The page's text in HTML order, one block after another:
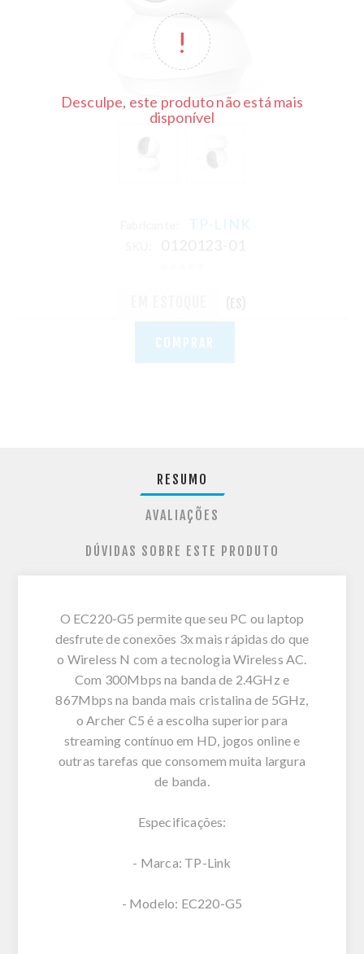
Desculpe, este produto não está mais
disponível
TP-LINK
COMPRAR
RESUMO
AVALIAÇÕES
DÚVIDAS SOBRE ESTE PRODUTO
O EC220-G5 permite que seu PC ou laptop
desfrute de conexões 3x mais rápidas do que
o Wireless N com a tecnologia Wireless AC.
Com 300Mbps na banda de 2.4GHz e
867Mbps na banda mais cristalina de 5GHz,
o Archer C5 é a escolha superior para
streaming contínuo em HD, jogos online e
outras tarefas que consomem muita largura
de banda.
Especificações:
- Marca: TP-Link
- Modelo: EC220-G5